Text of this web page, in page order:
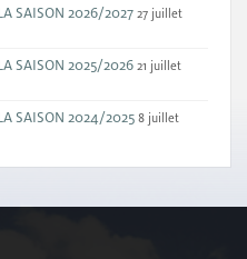
SAISON 2026/2027 27 juillet
SAISON 2025/2026 21 juillet
SAISON 2024/2025 8 juillet